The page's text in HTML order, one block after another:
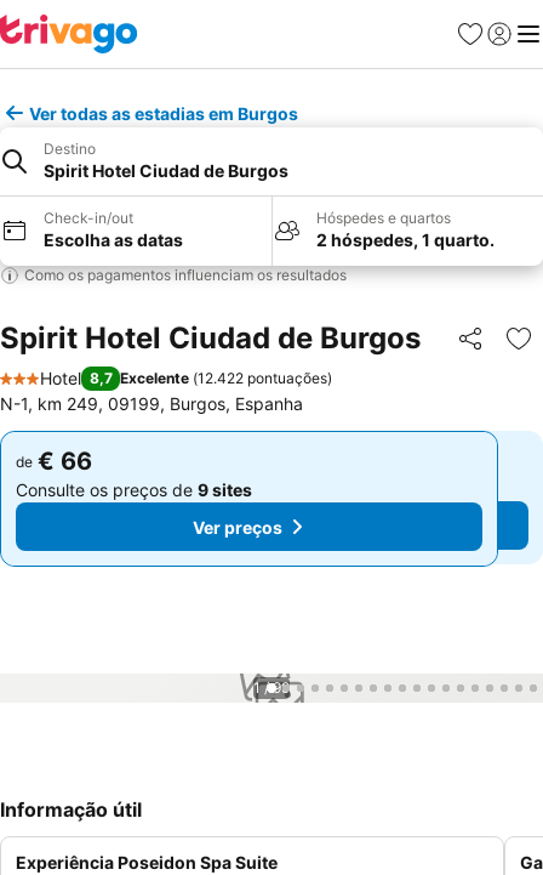
Favoritos
Iniciar
Ver todas as estadias em Burgos
Destino
Spirit Hotel Ciudad de Burgos
Check-in/out
Escolha as datas
Hóspedes e quartos
2 hóspedes, 1 quarto.
Como os pagamentos influenciam os resultados
Spirit Hotel Ciudad de Burgos Partilhar
3 Estrelas
Hotel 8,7 Excelente (12.422 pontuações)
N-1, km 249, 09199, Burgos, Espanha
de € 66
Consulte os preços de 9 sites
Ver preços
de € 66
Consulte os preços de 9 sites
Ver preços
1 / 99
Informação útil
Experiência Poseidon Spa Suite